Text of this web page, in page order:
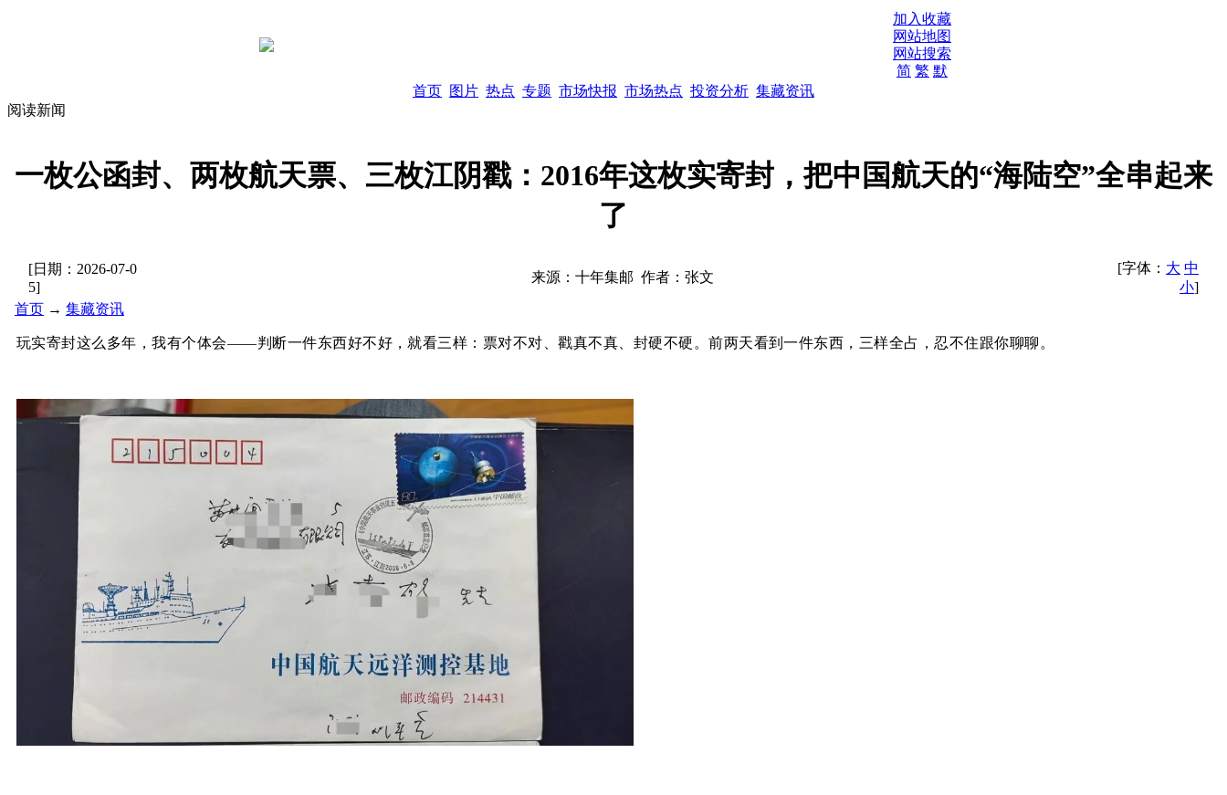
加入收藏
网站地图
网站搜索
简 繁 默
首页 图片 热点 专题 市场快报 市场热点 投资分析 集藏资讯
阅读新闻
一枚公函封、两枚航天票、三枚江阴戳：2016年这枚实寄封，把中国航天的“海陆空”全串起来
了
[日期： 2026-07-0
5]
来源： 十年集邮 作者： 张文
[字体： 大 中
小]
首页 → 集藏资讯
玩实寄封这么多年，我有个体会——判断一件东西好不好，就看三样：票对不对、戳真不真、封硬不硬。前两天看到一件东西，三样全占，忍不住跟你聊聊。